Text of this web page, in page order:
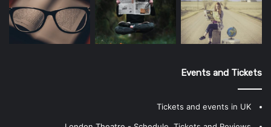
Events and Tickets
Tickets and events in UK